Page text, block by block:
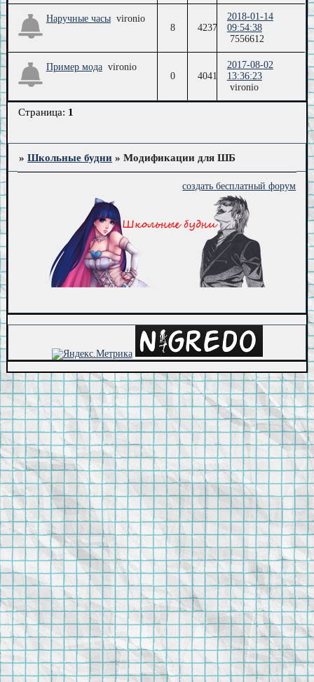
Наручные часы vironio
8
4237
2018-01-14
09:54:38
7556612
Пример мода vironio
0
4041
2017-08-02
13:36:23
vironio
Страница: 1
»Школьные будни »Модификации для ШБ
создать бесплатный форум